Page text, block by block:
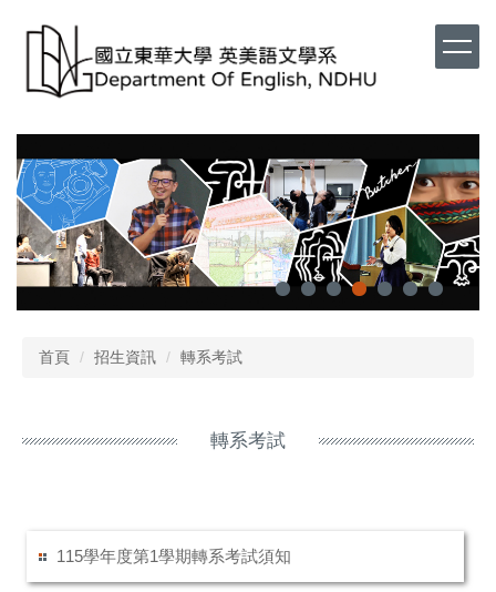
首頁 招生資訊 轉系考試
轉系考試
115學年度第1學期轉系考試須知